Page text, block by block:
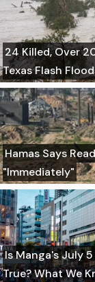
24 Killed, Over
Texas Flash
Hamas Says
"Immediately"
Is Manga's July
True? What We